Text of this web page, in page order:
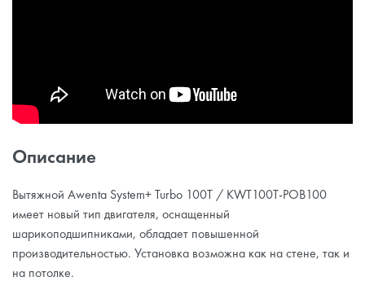
Описание
Вытяжной Awenta System+ Turbo 100T / KWT100T-POB100
имеет новый тип двигателя, оснащенный
шарикоподшипниками, обладает повышенной
производительностью. Установка возможна как на стене, так и
на потолке.